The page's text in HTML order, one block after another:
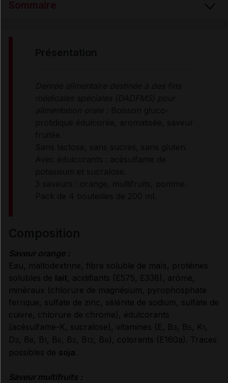
Sommaire
Données administratives
Saveur orange :
Eau, maltodextrine, fibre soluble de maïs, protéines
solubles de lait, acidifiants (E575, E338), arôme,
minéraux (chlorure de magnésium, pyrophosphate
ferrique, sulfate de zinc, sélénite de sodium, sulfate de
cuivre, chlorure de chrome), édulcorants
(acésulfame-K, sucralose), vitamines (E, B3, B5, K 1,
D3, B8, B 1, B6, B2, B 12, B9), colorants (E160a). Traces
possibles de soja
Saveur multifruits :